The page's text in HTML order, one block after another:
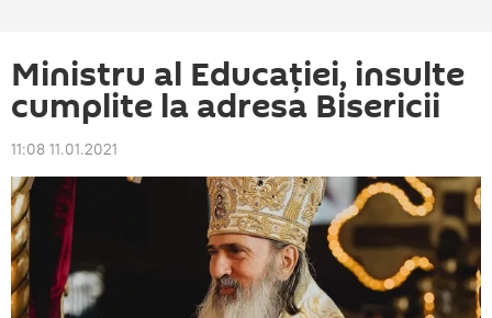
Ministru al Educației, insulte
cumplite la adresa Bisericii
11:08 11.01.2021